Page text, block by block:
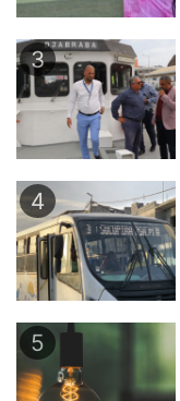
3
4
5